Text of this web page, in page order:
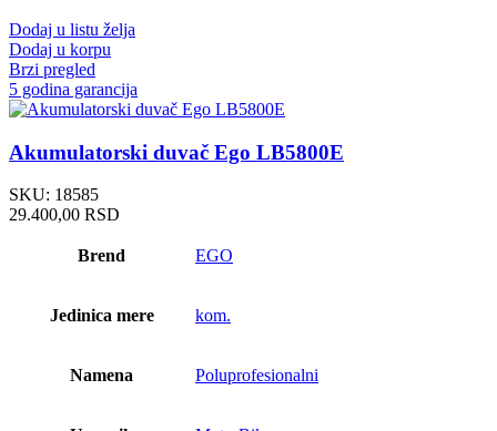
Dodaj u listu želja
Dodaj u korpu
Brzi pregled
5 godina garancija
Akumulatorski duvač Ego LB5800E
SKU: 18585
29.400,00 RSD
Brend EGO
Jedinica mere kom.
Namena Poluprofesionalni